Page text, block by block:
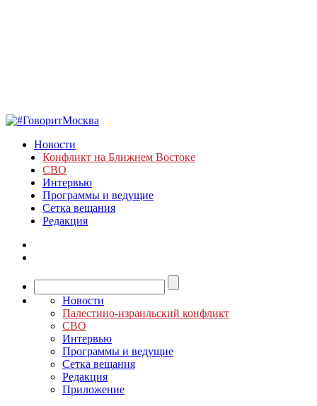
Новости
Конфликт на Ближнем Востоке
СВО
Интервью
Программы и ведущие
Сетка вещания
Редакция
Новости
Палестино-израильский конфликт
СВО
Интервью
Программы и ведущие
Сетка вещания
Редакция
Приложение